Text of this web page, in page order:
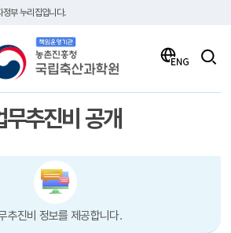
정부 누리집입니다.
책임운영기관 농촌진흥청 국립축산과학원
무추진비 공개
추진비 정보를 제공합니다.